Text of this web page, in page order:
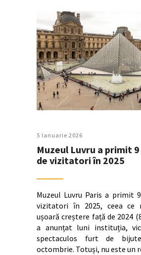
5 Ianuarie 2026
Muzeul Luvru a primit
de vizitatori în 2025
Muzeul Luvru Paris a primit
vizitatori în 2025, ceea ce
ușoară creștere față de 2024
a anunțat luni instituția,
spectaculos furt de
octombrie. Totuși, nu este un